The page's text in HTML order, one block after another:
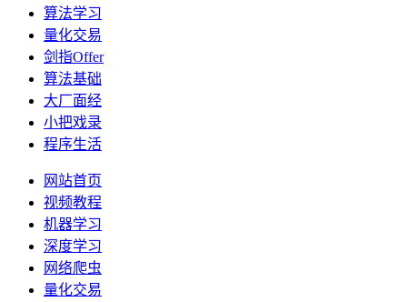
算法学习
量化交易
剑指Offer
算法基础
大厂面经
小把戏录
程序生活
网站首页
视频教程
机器学习
深度学习
网络爬虫
量化交易